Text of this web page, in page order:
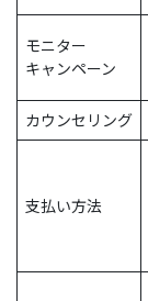
モニター
キャンペーン
カウンセリング
支払い方法